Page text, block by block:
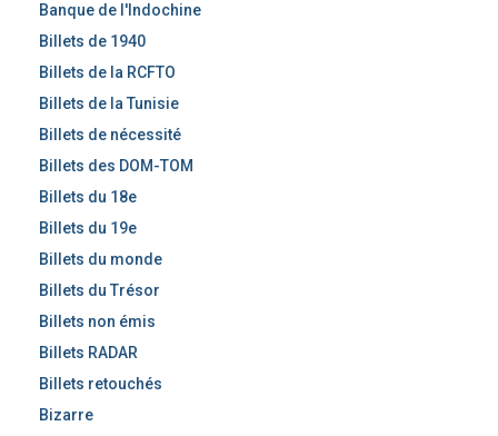
Banque de l'Indochine
Billets de 1940
Billets de la RCFTO
Billets de la Tunisie
Billets de nécessité
Billets des DOM-TOM
Billets du 18e
Billets du 19e
Billets du monde
Billets du Trésor
Billets non émis
Billets RADAR
Billets retouchés
Bizarre